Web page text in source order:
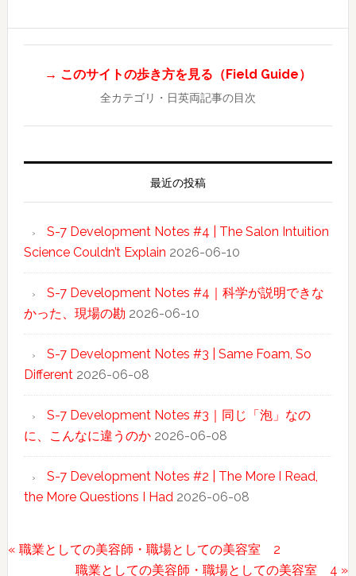
→ このサイトの歩き方を見る（Field Guide）
全カテゴリ・日英両記事の目次
最近の投稿
S-7 Development Notes #4 | The Salon Intuition
Science Couldn’t Explain 2026-06-10
S-7 Development Notes #4｜科学が説明できな
かった、現場の勘 2026-06-10
S-7 Development Notes #3 | Same Foam, So
Different 2026-06-08
S-7 Development Notes #3｜同じ「泡」なの
に、こんなに違うのか 2026-06-08
S-7 Development Notes #2 | The More I Read,
the More Questions I Had 2026-06-08
前
« 職業としての美容師・職場としての美容室 2
次
職業としての美容師・職場としての美容室 4 »